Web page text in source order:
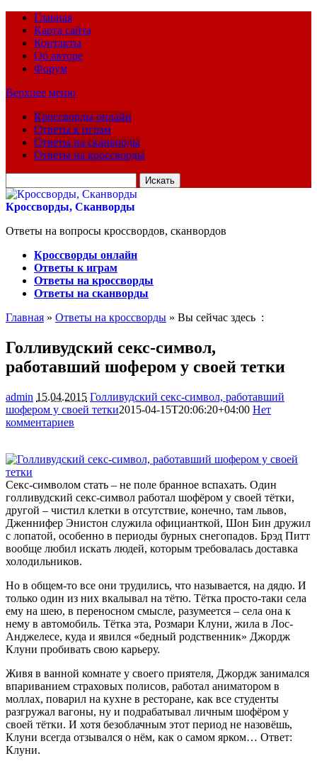
Главная
Карта сайта
Контакты
Об авторе
Форум
Верхнее меню
Кроссворды онлайн
Ответы к играм
Ответы на сканворды
Ответы на кроссворды
для:
Кроссворды, Сканворды
Ответы на вопросы кроссвордов, сканвордов
Кроссворды онлайн
Ответы к играм
Ответы на кроссворды
Ответы на сканворды
Главная » Ответы на кроссворды » Вы сейчас здесь :
Голливудский секс-символ,
работавший шофером у своей тетки
admin 15.04.2015 Голливудский секс-символ, работавший
шофером у своей тетки2015-04-15T20:06:20+04:00 Нет
комментариев
Секс-символом стать – не поле бранное вспахать. Один
голливудский секс-символ работал шофёром у своей тётки,
другой – чистил клетки в отсутствие, конечно, там львов,
Дженнифер Энистон служила официанткой, Шон Бин дружил
с лопатой, особенно в периоды бурных снегопадов. Брэд Питт
вообще любил искать людей, которым требовалась доставка
холодильников.
Но в общем-то все они трудились, что называется, на дядю. И
только один из них вкалывал на тётю. Тётка просто-таки села
ему на шею, в переносном смысле, разумеется – села она к
нему в автомобиль. Тётка эта, Розмари Клуни, жила в Лос-
Анджелесе, куда и явился «бедный родственник» Джордж
Клуни пробивать свою карьеру.
Живя в ванной комнате у своего приятеля, Джордж занимался
впариванием страховых полисов, работал аниматором в
моллах, поварил на кухне в ресторане, как все студенты
разгружал вагоны, ну и подрабатывал личным шофёром у
своей тётки. И хотя безоблачным этот период не назовёшь,
Клуни всегда отзывался о нём, как о самом ярком… Ответ:
Клуни.